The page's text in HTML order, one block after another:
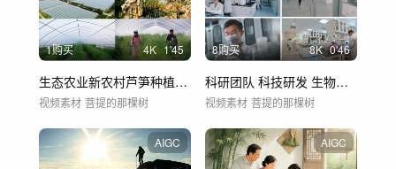
1购买 4K 1'45
生态农业新农村芦笋种植蔬菜大棚
视频素材 菩提的那棵树
8购买 8K 0'46
科研团队 科技研发 生物医药 实验室
视频素材 菩提的那棵树
AIGC AIGC